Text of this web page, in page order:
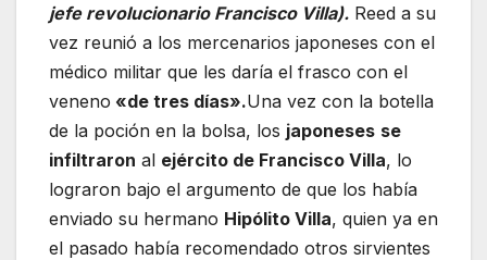
jefe revolucionario Francisco Villa). Reed a su
vez reunió a los mercenarios japoneses con el
médico militar que les daría el frasco con el
veneno «de tres días».Una vez con la botella
de la poción en la bolsa, los japoneses se
infiltraron al ejército de Francisco Villa, lo
lograron bajo el argumento de que los había
enviado su hermano Hipólito Villa, quien ya en
el pasado había recomendado otros sirvientes